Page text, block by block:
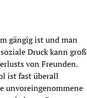
gängig ist und man
Druck kann groß
von Freunden.
ist fast überall
unvoreingenommene